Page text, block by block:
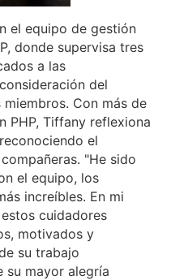
el equipo de gestión
donde supervisa tres
a las
del
Con más de
PHP, Tiffany reflexiona
el
"He sido
el equipo, los
increíbles. En mi
cuidadores
motivados y
su trabajo
su mayor alegría